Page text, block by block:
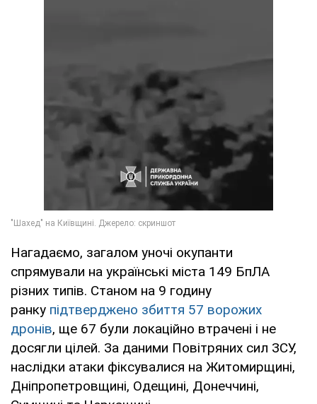
Нагадаємо, загалом уночі окупанти
спрямували на українські міста 149 БпЛА
різних типів. Станом на 9 годину
ранку підтверджено збиття 57 ворожих
дронів, ще 67 були локаційно втрачені і не
досягли цілей. За даними Повітряних сил ЗСУ,
наслідки атаки фіксувалися на Житомирщині,
Дніпропетровщині, Одещині, Донеччині,